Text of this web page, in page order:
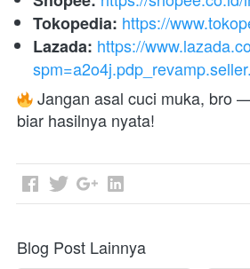
Tokopedia: https://
Lazada: https://
Jangan asal cuci muka, bro
biar hasilnya nyata!
Blog Post Lainnya